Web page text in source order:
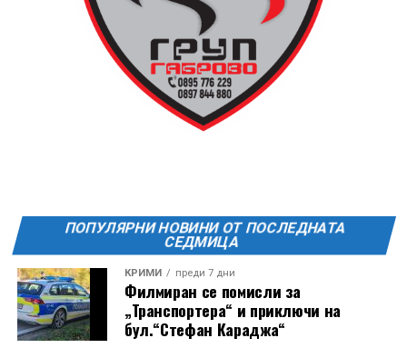
ПОПУЛЯРНИ НОВИНИ ОТ ПОСЛЕДНАТА
СЕДМИЦА
КРИМИ преди 7 дни
Филмиран се помисли за
„Транспортера“ и приключи на
бул.“Стефан Караджа“